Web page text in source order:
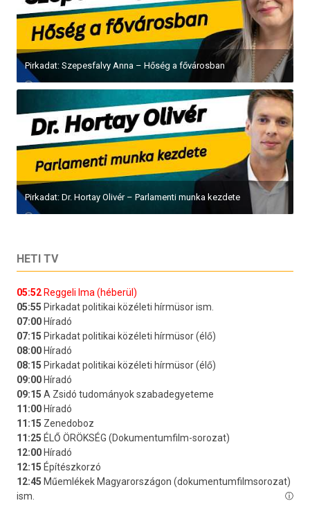
Pirkadat: Szepesfalvy Anna – Hőség a fővárosban
Pirkadat: Dr. Hortay Olivér – Parlamenti munka kezdete
HETI TV